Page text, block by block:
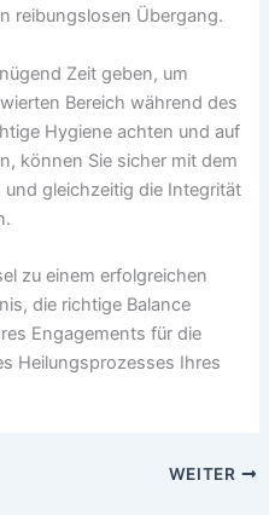
reibungslosen Übergang.
Zeit geben, um
Bereich während des
Hygiene achten und auf
können Sie sicher mit dem
gleichzeitig die Integrität
zu einem erfolgreichen
die richtige Balance
Engagements für die
Heilungsprozesses Ihres
WEITER